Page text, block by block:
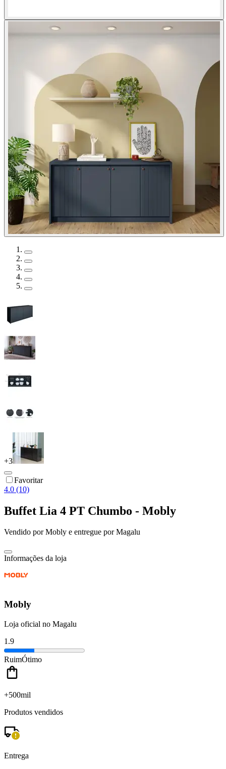
+3
Favoritar
4.0 (10)
Buffet Lia 4 PT Chumbo - Mobly
Vendido porMobly e entregue por Magalu
Informações da loja
Mobly
Loja oficial no Magalu
1.9
RuimÓtimo
+500mil
Produtos vendidos
Entrega